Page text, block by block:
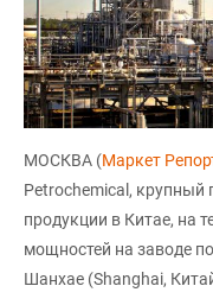
МОСКВА (Маркет
Petrochemical, крупный
продукции в Китае, на
мощностей на заводе
Шанхае (Shanghai,